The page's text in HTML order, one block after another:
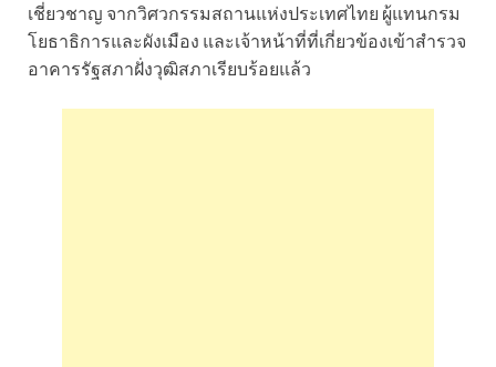
เชี่ยวชาญ จากวิศวกรรมสถานแห่งประเทศไทย ผู้แทนกรม
โยธาธิการและผังเมือง และเจ้าหน้าที่ที่เกี่ยวข้องเข้าสำรวจ
อาคารรัฐสภาฝั่งวุฒิสภาเรียบร้อยแล้ว